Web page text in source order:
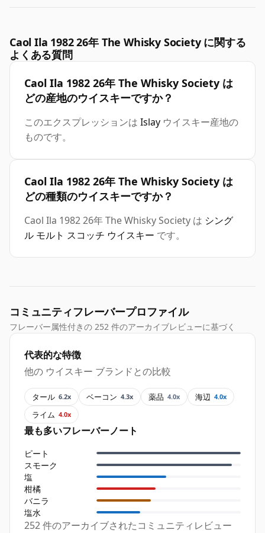
Caol Ila 1982 26年 The Whisky Society に関する
よくある質問
Caol Ila 1982 26年 The Whisky Society は
どの産地のウイスキーですか？
このエクスプレッションは Islay ウイスキー産地の
ものです。
Caol Ila 1982 26年 The Whisky Society は
どの種類のウイスキーですか？
Caol Ila 1982 26年 The Whisky Society は シング
ル モルト スコッチ ウイスキー です。
コミュニティフレーバープロファイル
フレーバー属性付きの 252 件のアーカイブレビューに基づく
代表的な特徴
他の ウイスキー ブランドとの比較
タール 6.2x ベーコン 4.3x 薬品 4.0x 海辺 4.0x
ライム 4.0x
最も多いフレーバーノート
ピート
スモーク
塩
柑橘
バニラ
塩水
252 件のアーカイブされたコミュニティレビュー